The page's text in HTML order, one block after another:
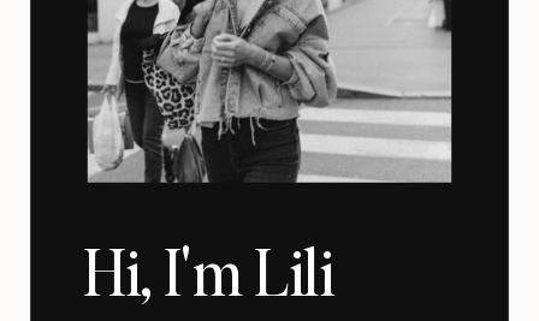
Hi, I'm Lili